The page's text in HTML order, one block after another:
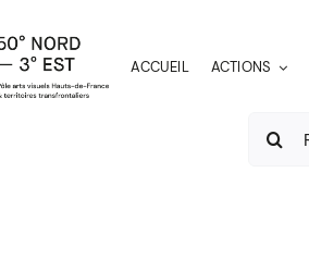
ACCUEIL ACTIONS